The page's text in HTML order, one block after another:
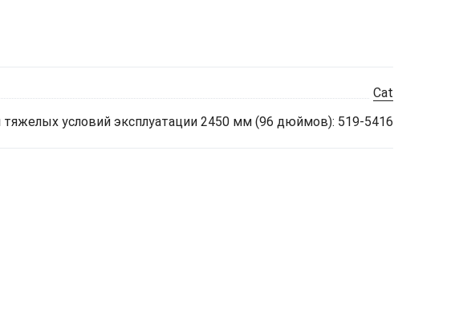
Cat
условий эксплуатации 2450 мм (96 дюймов): 519-5416